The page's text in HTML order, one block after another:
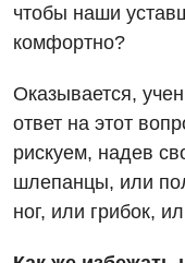
Вакансии
Мероприятия БПР
Интернатура
Энциклопедия
Диагностика
Диагностическое
Инструментальная
чтобы наши
комфортно?
Оказывается,
ответ на этот
рискуем, надев
шлепанцы, или
ног, или грибок,